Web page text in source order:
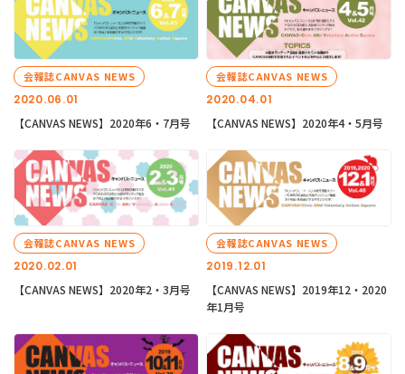
2020.06.01
会報誌CANVAS NEWS
【CANVAS NEWS】2020年6・7月号
2020.04.01
会報誌CANVAS NEWS
【CANVAS NEWS】2020年4・5月号
2020.02.01
会報誌CANVAS NEWS
【CANVAS NEWS】2020年2・3月号
2019.12.01
会報誌CANVAS NEWS
【CANVAS NEWS】2019年12・2020
年1月号